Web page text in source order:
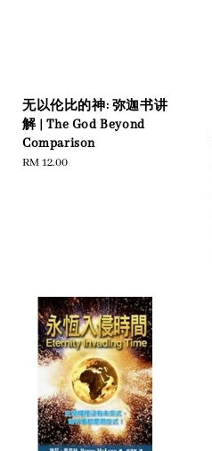
无以伦比的神: 弥迦书讲
解 | The God Beyond
Comparison
Regular
RM 12.00